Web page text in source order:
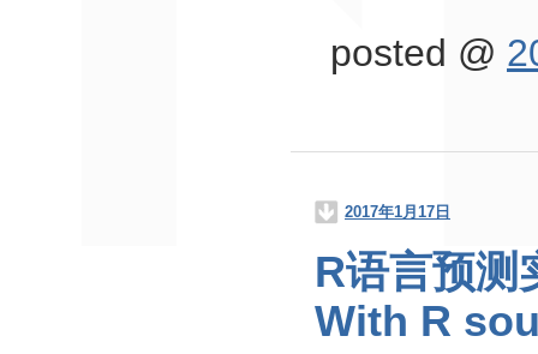
posted @
2017年1月17日
R语言预
With R